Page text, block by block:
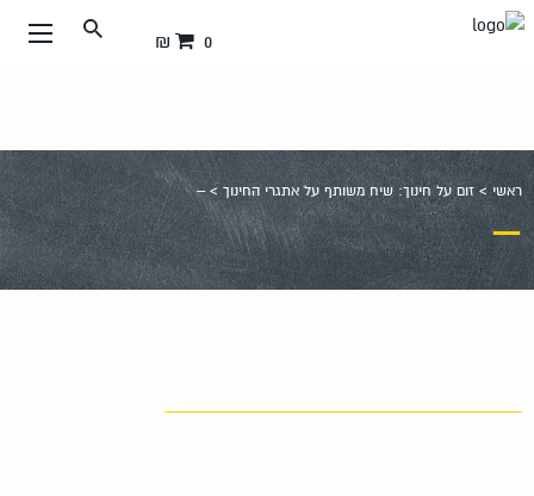
עבור
0 ₪
ראשי >זום על חינוך: שיח משותף על אתגרי החינוך>
–
–